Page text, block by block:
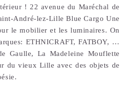
! 22 avenue du Maréchal de
André-lez-Lille Blue Cargo Une
le mobilier et les luminaires. On
ETHNICRAFT, FATBOY, …
Gaulle, La Madeleine Mouflette
du vieux Lille avec des objets de